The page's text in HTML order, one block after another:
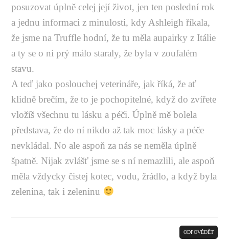
posuzovat úplně celej její život, jen ten poslední rok
a jednu informaci z minulosti, kdy Ashleigh říkala,
že jsme na Truffle hodní, že tu měla aupairky z Itálie
a ty se o ni prý málo staraly, že byla v zoufalém
stavu.
A teď jako poslouchej veterináře, jak říká, že ať
klidně brečím, že to je pochopitelné, když do zvířete
vložíš všechnu tu lásku a péči. Úplně mě bolela
představa, že do ní nikdo až tak moc lásky a péče
nevkládal. No ale aspoň za nás se neměla úplně
špatně. Nijak zvlášť jsme se s ní nemazlili, ale aspoň
měla vždycky čistej kotec, vodu, žrádlo, a když byla
zelenina, tak i zeleninu
ODPOVĚDĚT